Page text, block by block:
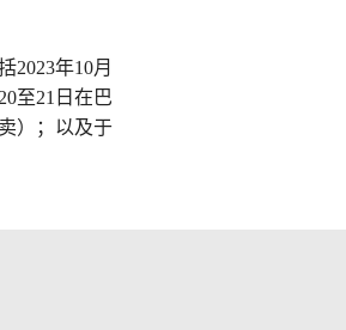
2023年10月
至21日在巴
）；以及于